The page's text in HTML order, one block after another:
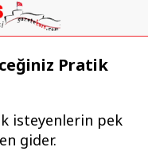
Pratik
isteyenlerin pek
gider.